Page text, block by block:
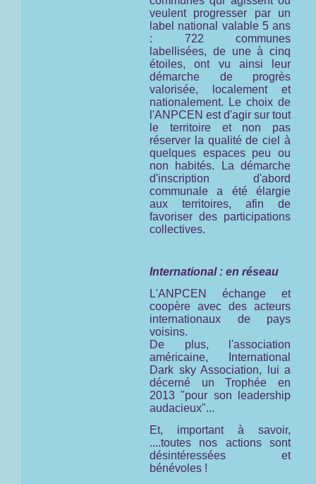
veulent progresser par un
label national valable 5 ans
: 722 communes
labellisées, de une à cinq
étoiles, ont vu ainsi leur
démarche de progrès
valorisée, localement et
nationalement. Le choix de
l'ANPCEN est d'agir sur tout
le territoire et non pas
réserver la qualité de ciel à
quelques espaces peu ou
non habités. La démarche
d'inscription d'abord
communale a été élargie
aux territoires, afin de
favoriser des participations
collectives.
International : en réseau
L'ANPCEN échange et
coopère avec des acteurs
internationaux de pays
voisins.
De plus, l'association
américaine,
International
Dark sky Association,
lui a
décerné un Trophée en
2013 "pour son leadership
audacieux"...
Et, important à savoir,
....toutes nos actions sont
désintéressées et
bénévoles !